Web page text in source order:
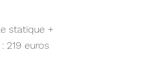
statique +
219 euros